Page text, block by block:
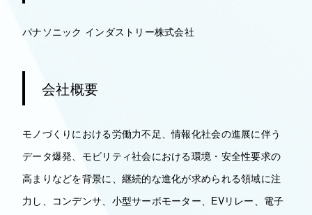
パナソニック インダストリー株式会社
会社概要
モノづくりにおける労働力不足、情報化社会の進展に伴う
データ爆発、モビリティ社会における環境・安全性要求の
高まりなどを背景に、継続的な進化が求められる領域に注
力し、コンデンサ、小型サーボモーター、EVリレー、電子